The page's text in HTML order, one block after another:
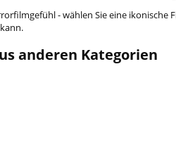
- wählen Sie eine ikonische
anderen Kategorien